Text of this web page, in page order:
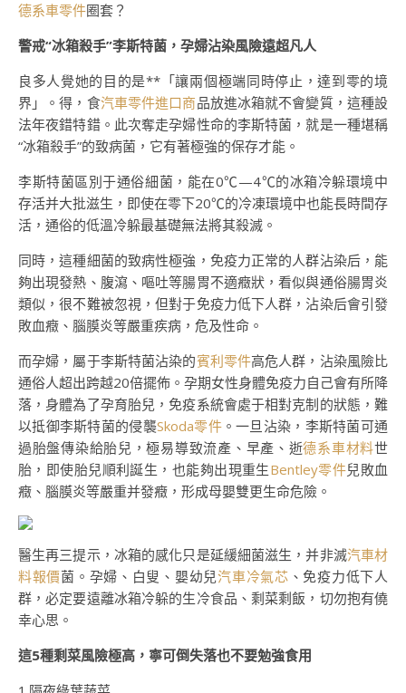
德系車零件圈套？
警戒“冰箱殺手”李斯特菌，孕婦沾染風險遠超凡人
良多人覺她的目的是**「讓兩個極端同時停止，達到零的境
界」。得，食汽車零件進口商品放進冰箱就不會變質，這種設
法年夜錯特錯。此次奪走孕婦性命的李斯特菌，就是一種堪稱
“冰箱殺手”的致病菌，它有著極強的保存才能。
李斯特菌區別于通俗細菌，能在0℃—4℃的冰箱冷躲環境中
存活并大批滋生，即使在零下20℃的冷凍環境中也能長時間存
活，通俗的低溫冷躲最基礎無法將其殺滅。
同時，這種細菌的致病性極強，免疫力正常的人群沾染后，能
夠出現發熱、腹瀉、嘔吐等腸胃不適癥狀，看似與通俗腸胃炎
類似，很不難被忽視，但對于免疫力低下人群，沾染后會引發
敗血癥、腦膜炎等嚴重疾病，危及性命。
而孕婦，屬于李斯特菌沾染的賓利零件高危人群，沾染風險比
通俗人超出跨越20倍擺佈。孕期女性身體免疫力自己會有所降
落，身體為了孕育胎兒，免疫系統會處于相對克制的狀態，難
以抵御李斯特菌的侵襲Skoda零件。一旦沾染，李斯特菌可通
過胎盤傳染給胎兒，極易導致流產、早產、逝德系車材料世
胎，即使胎兒順利誕生，也能夠出現重生Bentley零件兒敗血
癥、腦膜炎等嚴重并發癥，形成母嬰雙更生命危險。
醫生再三提示，冰箱的感化只是延緩細菌滋生，并非滅汽車材
料報價菌。孕婦、白叟、嬰幼兒汽車冷氣芯 、免疫力低下人
群，必定要遠離冰箱冷躲的生冷食品、剩菜剩飯，切勿抱有僥
幸心思。
這5種剩菜風險極高，寧可倒失落也不要勉強食用